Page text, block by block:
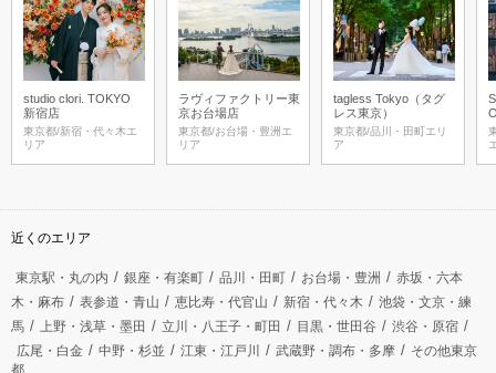
studio clori. TOKYO
新宿店
東京都/新宿・代々木エ
リア
ラヴィファクトリー東
京お台場店
東京都/お台場・豊洲エ
リア
tagless Tokyo（タグ
レス東京）
東京都/品川・田町エリ
ア
近くのエリア
東京駅・丸の内 銀座・有楽町 品川・田町 お台場・豊洲
赤坂・六本
木・麻布
表参道・青山 恵比寿・代官山 新宿・代々木
池袋・文京・練
馬
上野・浅草・墨田 立川・八王子・町田 目黒・世田谷
渋谷・原宿
広尾・白金
中野・杉並 江東・江戸川 武蔵野・調布・多摩
その他東京
都